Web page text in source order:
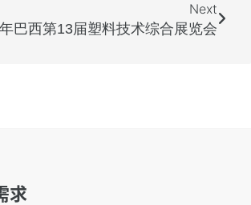
Next
巴西第13届塑料技术综合展览会
求